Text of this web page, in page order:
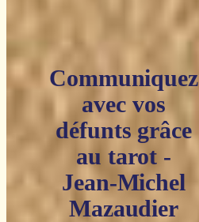
Communiquez
avec vos
défunts grâce
au tarot -
Jean-Michel
Mazaudier